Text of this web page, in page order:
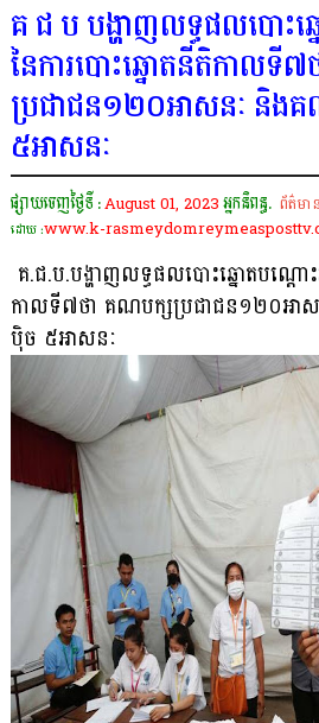
គ.ជ.ប.បង្ហាញលទ្ធផលបោះឆ្
នៃការបោះឆ្នោតនីតិកាលទី
ប្រជាជន១២០អាសនៈ និង
៥អាសនៈ
ផ្សាយចេញថ្ងៃទី :August 01, 2023 អ្នកនិពន្ធ. ព័ត៌មា
ដោយ :www.k-
គ.ជ.ប.បង្ហាញលទ្ធផលបោះឆ្នោតបណ្តោះ
កាលទី៧ថា គណបក្សប្រជាជន១២០អ
ប៉ិច ៥អាសនៈ